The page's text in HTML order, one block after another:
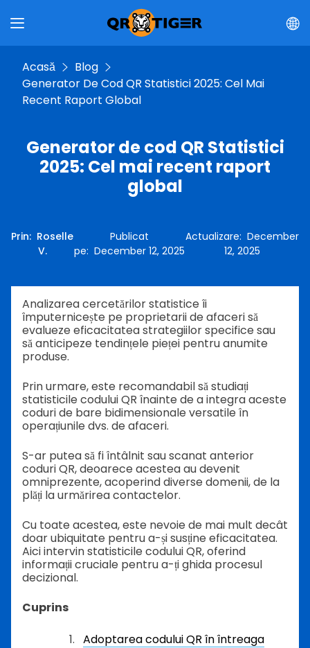
Acasă
Blog
Generator De Cod QR Statistici 2025: Cel Mai
Recent Raport Global
Generator de cod QR Statistici
2025: Cel mai recent raport
global
Prin: Roselle
V.
Publicat
pe: December 12, 2025
Actualizare: December
12, 2025
Analizarea cercetărilor statistice îi
împuternicește pe proprietarii de afaceri să
evalueze eficacitatea strategiilor specifice sau
să anticipeze tendințele pieței pentru anumite
produse.
Prin urmare, este recomandabil să studiați
statisticile codului QR înainte de a integra aceste
coduri de bare bidimensionale versatile în
operațiunile dvs. de afaceri.
S-ar putea să fi întâlnit sau scanat anterior
coduri QR, deoarece acestea au devenit
omniprezente, acoperind diverse domenii, de la
plăți la urmărirea contactelor.
Cu toate acestea, este nevoie de mai mult decât
doar ubiquitate pentru a-și susține eficacitatea.
Aici intervin statisticile codului QR, oferind
informații cruciale pentru a-ți ghida procesul
decizional.
Cuprins
Adoptarea codului QR în întreaga